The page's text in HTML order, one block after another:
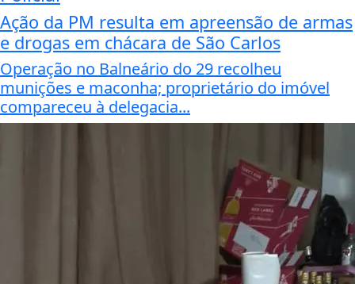
Ação da PM resulta em apreensão de armas
e drogas em chácara de São Carlos
Operação no Balneário do 29 recolheu
munições e maconha; proprietário do imóvel
compareceu à delegacia...